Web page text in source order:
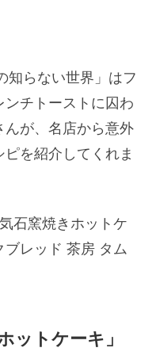
知らない世界」はフ
チトーストに囚わ
が、名店から意外
を紹介してくれま
石窯焼きホットケ
レッド 茶房 タム
ットケーキ」